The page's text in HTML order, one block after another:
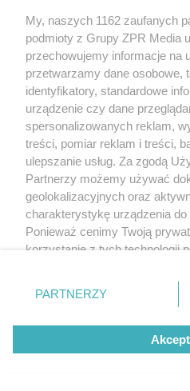
My, naszych 1162 zaufanych
podmioty z Grupy ZPR Media
przechowujemy informacje na
przetwarzamy dane osobowe,
identyfikatory, standardowe
urządzenie czy dane
spersonalizowanych reklam,
treści, pomiar reklam i treści,
ulepszanie usług. Za zgodą
Partnerzy możemy używać
geolokalizacyjnych oraz
charakterystykę urządzenia
Ponieważ cenimy Twoją
korzystanie z tych technologii
zmienić/wycofać klikając
znajdujący się w lewym
rodzaje przetwarzania danych
użytkownika, ale masz prawo
przetwarzaniu. Preferencje
PARTNERZY